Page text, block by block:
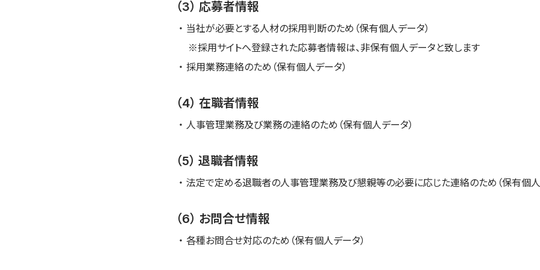
（3） 応募者情報
・ 当社が必要とする人材の採用判断のため（保有個人データ）
※採用サイトへ登録された応募者情報は、非保有個人データと致します
・ 採用業務連絡のため（保有個人データ）
（4） 在職者情報
・ 人事管理業務及び業務の連絡のため（保有個人データ）
（5） 退職者情報
・ 法定で定める退職者の人事管理業務及び懇親等の必要に応じた連絡のため（保有個人
（6） お問合せ情報
・ 各種お問合せ対応のため（保有個人データ）